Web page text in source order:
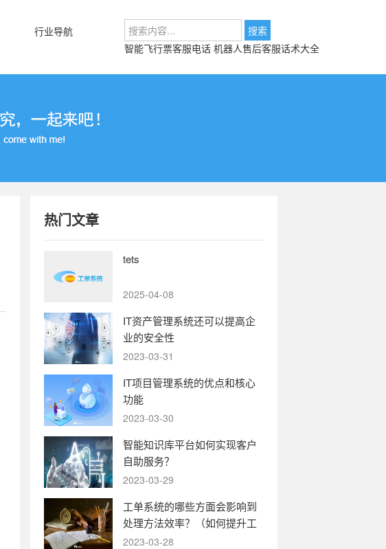
行业导航
智能飞行票客服电话 机器人售后客服话术大全
热门文章
tets
2025-04-08
IT资产管理系统还可以提高企
业的安全性
2023-03-31
IT项目管理系统的优点和核心
功能
2023-03-30
智能知识库平台如何实现客户
自助服务？
2023-03-29
工单系统的哪些方面会影响到
处理方法效率？（如何提升工
单系统的运转效率）
2023-03-28